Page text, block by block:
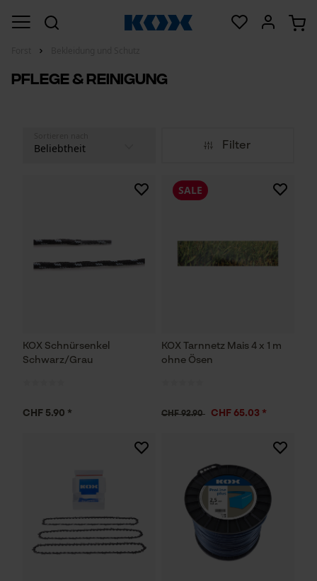
Pflege & Reinigung
Filter
KOX Schnürsenkel
Schwarz/Grau
CHF 5.90 *
KOX Tarnnetz Mais 4 x 1 m
ohne Ösen
SALE
CHF 92.90 CHF 65.03 *